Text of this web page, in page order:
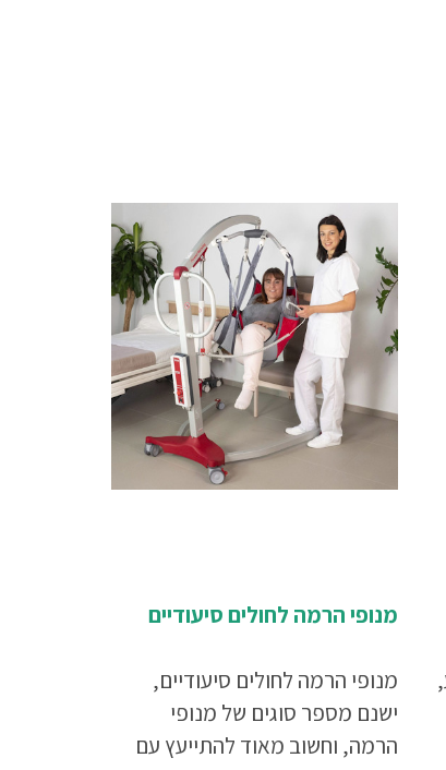
מנופי הרמה לחולים סיעודיים
מנופי הרמה לחולים סיעודיים,
ישנם מספר סוגים של מנופי
הרמה, וחשוב מאוד להתייעץ עם